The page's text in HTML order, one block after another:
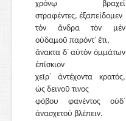
χρόνῳ βραχεῖ
στραφέντες, ἐξαπείδομεν
τὸν ἄνδρα τὸν μὲν
οὐδαμοῦ παρόντ᾽ ἔτι,
ἄνακτα δ᾽ αὐτὸν ὀμμάτων
ἐπίσκιον
χεῖρ᾽ ἀντέχοντα κρατός,
ὡς δεινοῦ τινος
φόβου φανέντος οὐδ᾽
ἀνασχετοῦ βλέπειν.